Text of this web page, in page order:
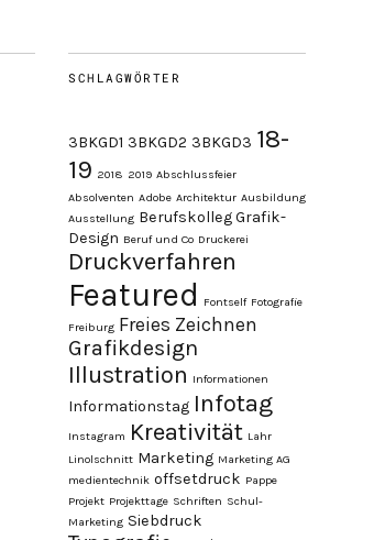
SCHLAGWÖRTER
3BKGD1 3BKGD2 3BKGD3 18-
19 2018 2019 Abschlussfeier
Absolventen Adobe Architektur Ausbildung
Ausstellung Berufskolleg Grafik-
Design Beruf und Co Druckerei
Druckverfahren
Featured Fontself Fotografie
Freiburg Freies Zeichnen
Grafikdesign
Illustration Informationen
Informationstag Infotag
Instagram Kreativität Lahr
Linolschnitt Marketing Marketing AG
medientechnik offsetdruck Pappe
Projekt Projekttage Schriften Schul-
Marketing Siebdruck